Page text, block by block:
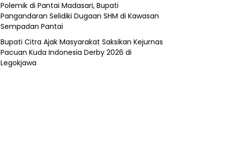
Polemik di Pantai Madasari, Bupati
Pangandaran Selidiki Dugaan SHM di Kawasan
Sempadan Pantai
Bupati Citra Ajak Masyarakat Saksikan Kejurnas
Pacuan Kuda Indonesia Derby 2026 di
Legokjawa